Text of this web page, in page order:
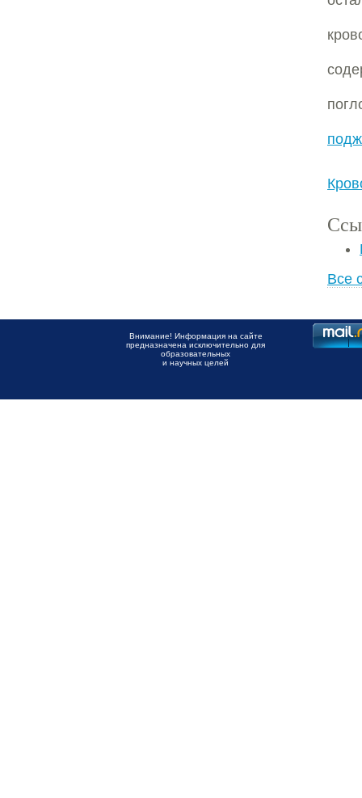
Все
Внимание! Информация на сайте
предназначена исключительно для
образовательных
и научных целей